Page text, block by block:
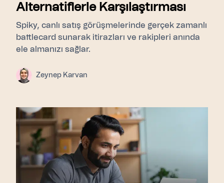
Alternatiflerle Karşılaştırması
Spiky, canlı satış görüşmelerinde gerçek zamanlı
battlecard sunarak itirazları ve rakipleri anında
ele almanızı sağlar.
Zeynep Karvan